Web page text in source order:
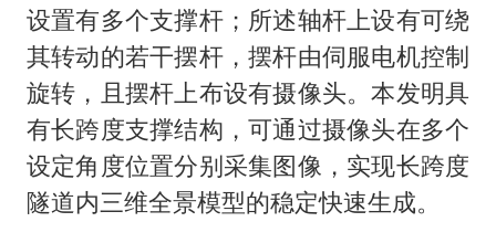
设置有多个支撑杆；所述轴杆上设有可绕
其转动的若干摆杆，摆杆由伺服电机控制
旋转，且摆杆上布设有摄像头。本发明具
有长跨度支撑结构，可通过摄像头在多个
设定角度位置分别采集图像，实现长跨度
隧道内三维全景模型的稳定快速生成。